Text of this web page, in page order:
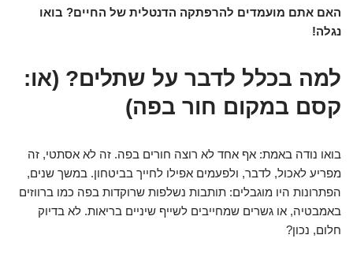
האם אתם מועמדים להרפתקה הדנטלית של החיים? בואו
נגלה!
למה בכלל לדבר על שתלים? (או:
קסם במקום חור בפה)
בואו נודה באמת: אף אחד לא רוצה חורים בפה. זה לא אסתטי, זה
מפריע לאכול, לדבר, ולפעמים אפילו לחייך בביטחון. במשך שנים,
הפתרונות היו מוגבלים: תותבות נשלפות שרוקדות בפה כמו ברווזים
באמבטיה, או גשרים שמחייבים לשייף שיניים בריאות. לא בדיוק
חלום, נכון?